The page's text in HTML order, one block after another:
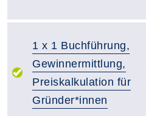
1 x 1 Buchführung,
Gewinnermittlung,
Preiskalkulation für
Gründer*innen